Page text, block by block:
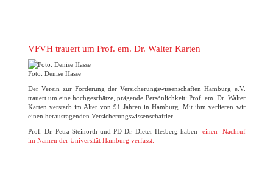
VFVH trauert um Prof. em. Dr. Walter Karten
Foto: Denise Hasse
Der Verein zur Förderung der Versicherungswissenschaften Hamburg e.V.
trauert um eine hochgeschätze, prägende Persönlichkeit: Prof. em. Dr. Walter
Karten verstarb im Alter von 91 Jahren in Hamburg. Mit ihm verlieren wir
einen herausragenden Versicherungswissenschaftler.
Prof. Dr. Petra Steinorth und PD Dr. Dieter Hesberg haben einen Nachruf
im Namen der Universität Hamburg verfasst.